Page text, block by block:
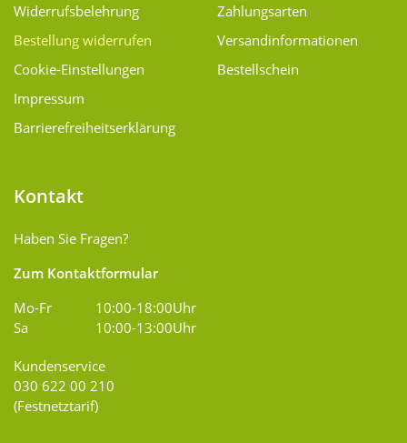
Widerrufsbelehrung
Bestellung widerrufen
Cookie-Einstellungen
Impressum
Barrierefreiheitserklärung
Zahlungsarten
Versand­informationen
Bestellschein
Kontakt
Haben Sie Fragen?
Zum Kontaktformular
Mo-Fr
10:00-18:00Uhr
Sa
10:00-13:00Uhr
Kundenservice
030 622 00 210
(Festnetztarif)